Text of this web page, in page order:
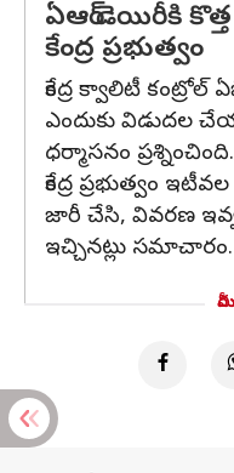
ఏఆర్‌ డెయిరీకి
కేంద్ర ప్రభుత్వం
కేంద్ర క్వాలిటీ
ఎందుకు విడుదల
ధర్మాసనం ప్రశ్నించింది.
కేంద్ర ప్రభుత్వం
జారీ చేసి, వివరణ
ఇచ్చినట్లు సమాచారం.